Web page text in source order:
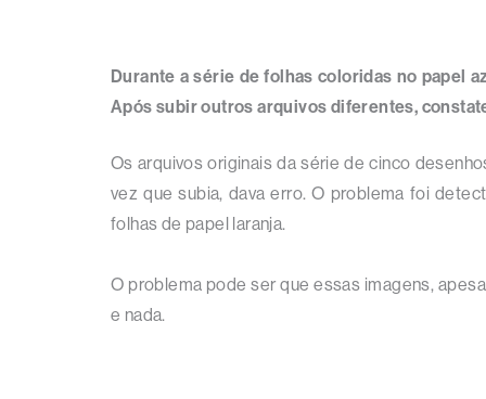
Durante a série de folhas coloridas no papel
Após subir outros arquivos diferentes,
Os arquivos originais da série de cinco
vez que subia, dava erro. O problema foi
folhas de papel laranja.
O problema pode ser que essas imagens,
e nada.